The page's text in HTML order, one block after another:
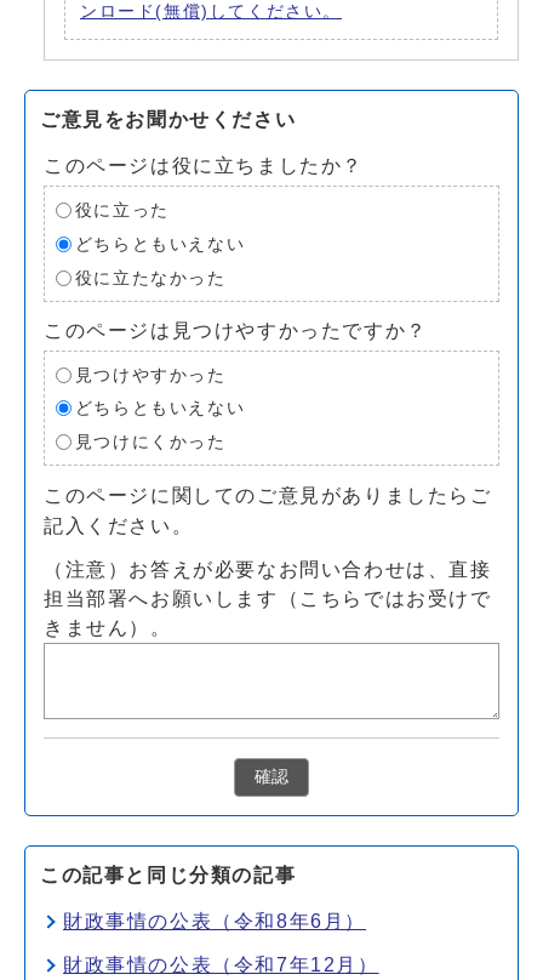
ンロード(無償)してください。
ご意見をお聞かせください
このページは役に立ちましたか？
役に立った
どちらともいえない
役に立たなかった
このページは見つけやすかったですか？
見つけやすかった
どちらともいえない
見つけにくかった
このページに関してのご意見がありましたらご
記入ください。
（注意）お答えが必要なお問い合わせは、直接
担当部署へお願いします（こちらではお受けで
きません）。
確認
この記事と同じ分類の記事
財政事情の公表（令和8年6月）
財政事情の公表（令和7年12月）